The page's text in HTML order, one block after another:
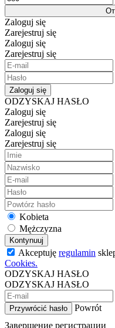
Zaloguj się
Zarejestruj się
Zaloguj się
Zarejestruj się
Zaloguj się
ODZYSKAJ HASŁO
Zaloguj się
Zarejestruj się
Zaloguj się
Zarejestruj się
Kobieta
Mężczyzna
Kontynuuj
Akceptuję regulamin
Cookies.
ODZYSKAJ HASŁO
ODZYSKAJ HASŁO
Przywrócić hasło
Powrót
Завершение регистрации